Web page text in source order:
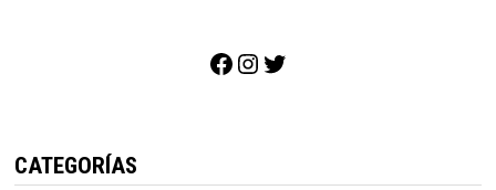
Facebook
Instagram
CATEGORÍAS